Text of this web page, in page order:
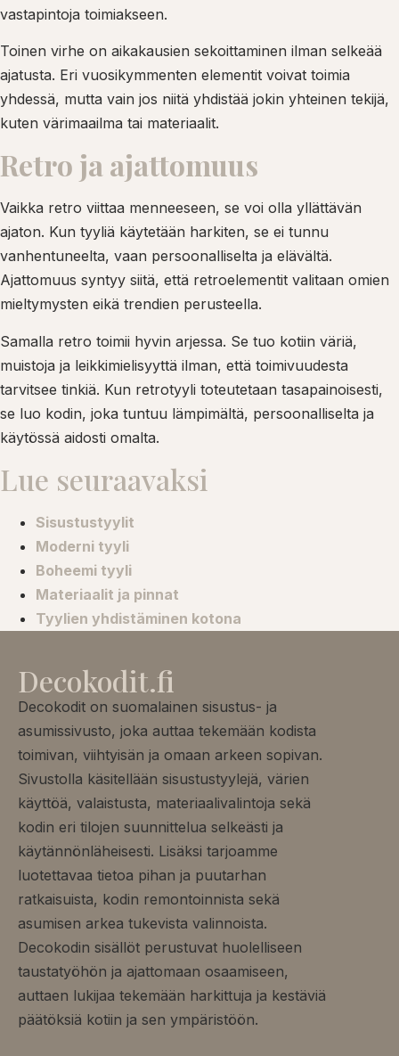
vastapintoja toimiakseen.
Toinen virhe on aikakausien sekoittaminen ilman selkeää
ajatusta. Eri vuosikymmenten elementit voivat toimia
yhdessä, mutta vain jos niitä yhdistää jokin yhteinen tekijä,
kuten värimaailma tai materiaalit.
Retro ja ajattomuus
Vaikka retro viittaa menneeseen, se voi olla yllättävän
ajaton. Kun tyyliä käytetään harkiten, se ei tunnu
vanhentuneelta, vaan persoonalliselta ja elävältä.
Ajattomuus syntyy siitä, että retroelementit valitaan omien
mieltymysten eikä trendien perusteella.
Samalla retro toimii hyvin arjessa. Se tuo kotiin väriä,
muistoja ja leikkimielisyyttä ilman, että toimivuudesta
tarvitsee tinkiä. Kun retrotyyli toteutetaan tasapainoisesti,
se luo kodin, joka tuntuu lämpimältä, persoonalliselta ja
käytössä aidosti omalta.
Lue seuraavaksi
Sisustustyylit
Moderni tyyli
Boheemi tyyli
Materiaalit ja pinnat
Tyylien yhdistäminen kotona
Decokodit.fi
Decokodit on suomalainen sisustus- ja
asumissivusto, joka auttaa tekemään kodista
toimivan, viihtyisän ja omaan arkeen sopivan.
Sivustolla käsitellään sisustustyylejä, värien
käyttöä, valaistusta, materiaalivalintoja sekä
kodin eri tilojen suunnittelua selkeästi ja
käytännönläheisesti. Lisäksi tarjoamme
luotettavaa tietoa pihan ja puutarhan
ratkaisuista, kodin remontoinnista sekä
asumisen arkea tukevista valinnoista.
Decokodin sisällöt perustuvat huolelliseen
taustatyöhön ja ajattomaan osaamiseen,
auttaen lukijaa tekemään harkittuja ja kestäviä
päätöksiä kotiin ja sen ympäristöön.